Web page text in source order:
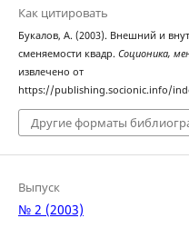
Как цитировать
Букалов, А. (2003). Внешний и
сменяемости квадр. Соционика,
извлечено от
https://publishing.socionic.info/
Другие форматы
Выпуск
№ 2 (2003)